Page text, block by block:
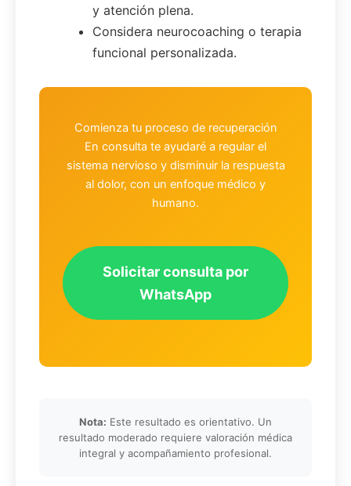
y atención plena.
Considera neurocoaching o terapia
funcional personalizada.
Comienza tu proceso de recuperación
En consulta te ayudaré a regular el
sistema nervioso y disminuir la respuesta
al dolor, con un enfoque médico y
humano.
Solicitar consulta por
WhatsApp
Nota: Este resultado es orientativo. Un
resultado moderado requiere valoración médica
integral y acompañamiento profesional.